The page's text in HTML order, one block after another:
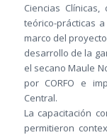
Ciencias
teórico-prácticas
marco del
desarrollo de la
el secano Maule
por CORFO e
Central.
La capacitación
permitieron